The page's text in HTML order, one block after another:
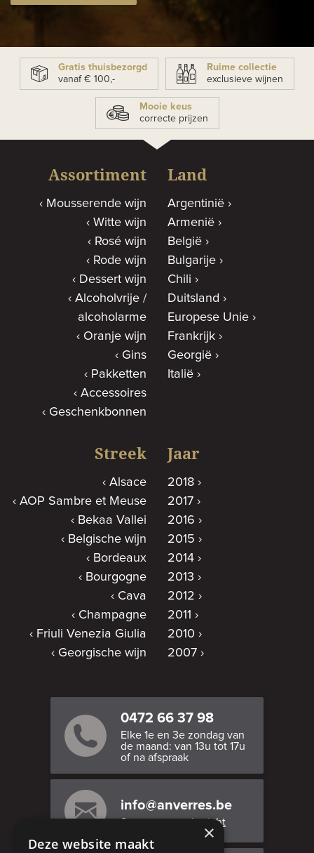
Gratis thuisbezorgd
vanaf € 100,-
Ruime collectie
exclusieve wijnen
Mooie keus
correcte prijzen
Assortiment
Mousserende wijn
Witte wijn
Rosé wijn
Rode wijn
Dessert wijn
Alcoholvrije /
alcoholarme
Oranje wijn
Gins
Pakketten
Accessoires
Geschenkbonnen
Land
Argentinië
Armenië
België
Bulgarije
Chili
Duitsland
Europese Unie
Frankrijk
Georgië
Italië
Streek
Alsace
AOP Sambre et Meuse
Bekaa Vallei
Belgische wijn
Bordeaux
Bourgogne
Cava
Champagne
Friuli Venezia Giulia
Georgische wijn
Jaar
2018
2017
2016
2015
2014
2013
2012
2011
2010
2007
0472 66 37 98
Elke 1e en 3e zondag van
de maand: van 13u tot 17u
of na afspraak
info@anverres.be
Stuur ons een bericht
×
Deze website maakt